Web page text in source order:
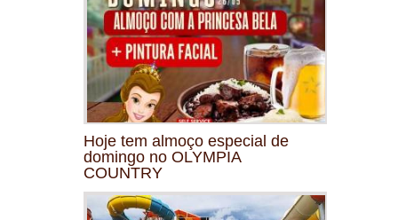
Hoje tem almoço especial de
domingo no OLYMPIA
COUNTRY